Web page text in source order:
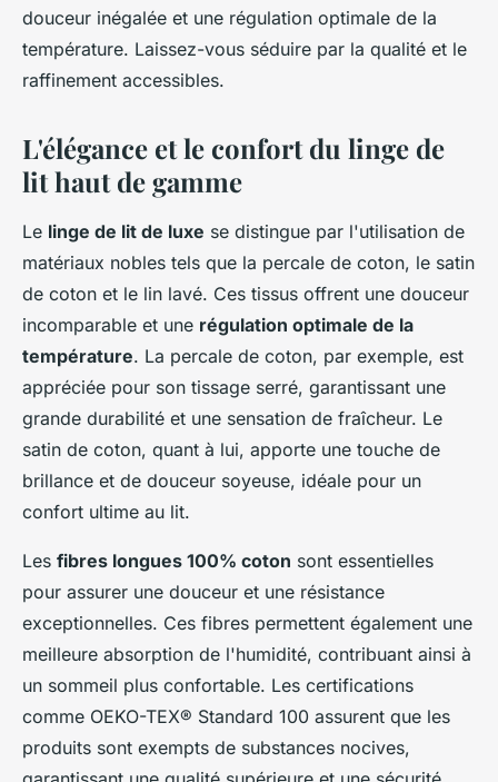
douceur inégalée et une régulation optimale de la
température. Laissez-vous séduire par la qualité et le
raffinement accessibles.
L'élégance et le confort du linge de
lit haut de gamme
Le linge de lit de luxe se distingue par l'utilisation de
matériaux nobles tels que la percale de coton, le satin
de coton et le lin lavé. Ces tissus offrent une douceur
incomparable et une régulation optimale de la
température. La percale de coton, par exemple, est
appréciée pour son tissage serré, garantissant une
grande durabilité et une sensation de fraîcheur. Le
satin de coton, quant à lui, apporte une touche de
brillance et de douceur soyeuse, idéale pour un
confort ultime au lit.
Les fibres longues 100% coton sont essentielles
pour assurer une douceur et une résistance
exceptionnelles. Ces fibres permettent également une
meilleure absorption de l'humidité, contribuant ainsi à
un sommeil plus confortable. Les certifications
comme OEKO-TEX® Standard 100 assurent que les
produits sont exempts de substances nocives,